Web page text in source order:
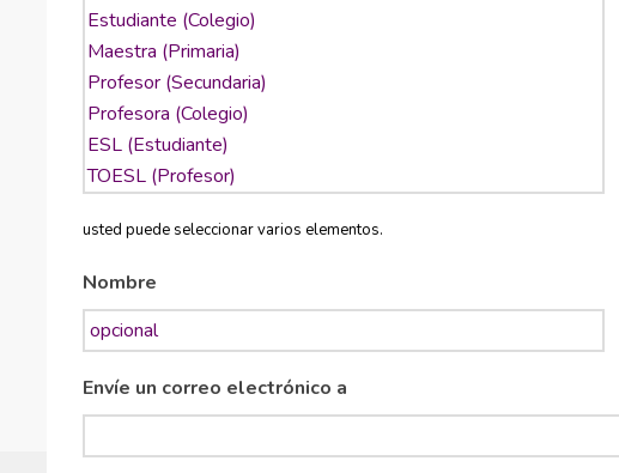
usted puede seleccionar varios elementos.
Nombre
Envíe un correo electrónico a